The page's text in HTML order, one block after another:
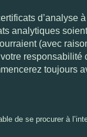
d’analyse
analytiques
(avec
responsabilité
toujours
de se procurer à